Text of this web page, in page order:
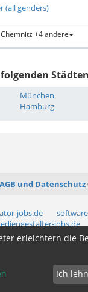
(all genders)
Chemnitz +4 andere
München
Hamburg
und Datenschutz
jobs.de
jobs.de
erleichtern die
Ich